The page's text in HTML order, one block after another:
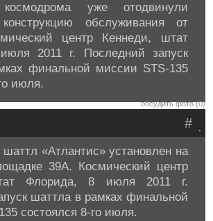
космодрома уже отодвинули
обслуживания от
центр Кеннеди, штат
2011 г. Последний запуск
финальной миссии STS-135
июля.
обсудить фото (0)
.
#
«Атлантис» установлен на
39A. Космический центр
Флорида, 8 июля 2011 г.
шаттла в рамках финальной
состоялся 8-го июля.